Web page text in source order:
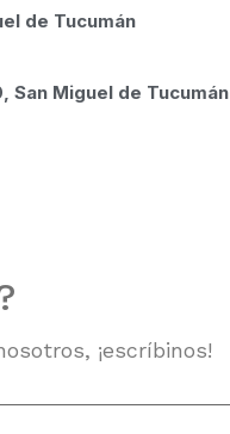
de Tucumán
San Miguel de Tucumán
¡escríbinos!